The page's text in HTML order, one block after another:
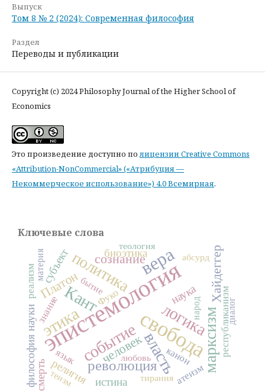
Выпуск
Том 8 № 2 (2024): Современная философия
Раздел
Переводы и публикации
Copyright (c) 2024 Philosophy Journal of the Higher School of
Economics
Это произведение доступно полицензии Creative Commons
«Attribution-NonCommercial» («Атрибуция —
Некоммерческое использование») 4.0 Всемирная.
Ключевые слова
эпистемология
свобода
вера
Кант
событие
этика
власть марксизм
логика
политика
революция
человек
сознание
Платон Хайдеггер
субъект
наука
религия
философия науки истина
смерть
биоэтика
канон
реализм
знание Фуко
атеизм
республиканизм
язык
тирания
диалог
народ
любовь
теизм
материя
теология
бытие
абсурд